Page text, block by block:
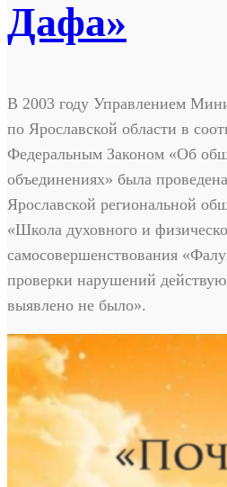
Дафа»
В 2003 году Управлением
по Ярославской области в
Федеральным Законом «Об
объединениях» была
Ярославской региональной
«Школа духовного и
самосовершенствования
проверки нарушений
выявлено не было».